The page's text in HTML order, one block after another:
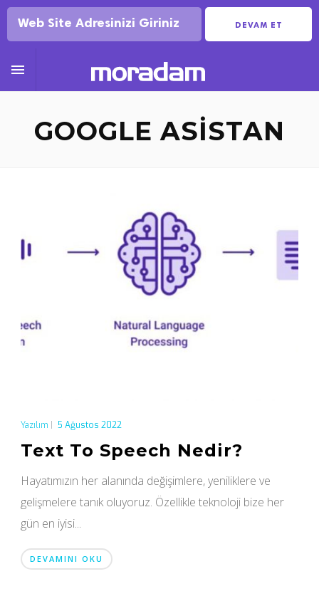
DEVAM ET

GOOGLE ASISTAN
Yazılım 5 Ağustos 2022
Text To Speech Nedir?
Hayatımızın her alanında değişimlere, yeniliklere ve
gelişmelere tanık oluyoruz. Özellikle teknoloji bize her
gün en iyisi...
DEVAMINI OKU